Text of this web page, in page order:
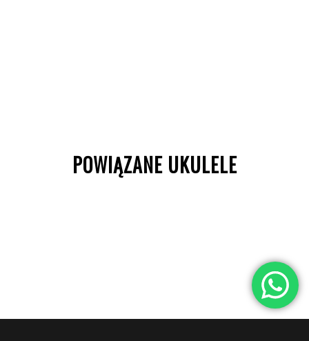
POWIĄZANE UKULELE